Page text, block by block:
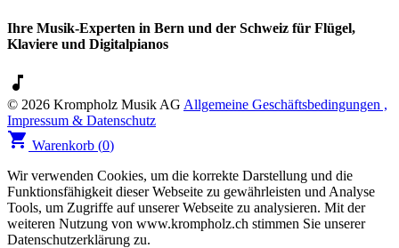
Ihre Musik-Experten in Bern und der Schweiz für Flügel,
Klaviere und Digitalpianos
music_note
© 2026 Krompholz Musik AG Allgemeine Geschäftsbedingungen ,
Impressum & Datenschutz
shopping_cart Warenkorb (0)
Wir verwenden Cookies, um die korrekte Darstellung und die
Funktionsfähigkeit dieser Webseite zu gewährleisten und Analyse
Tools, um Zugriffe auf unserer Webseite zu analysieren. Mit der
weiteren Nutzung von www.krompholz.ch stimmen Sie unserer
Datenschutzerklärung zu.